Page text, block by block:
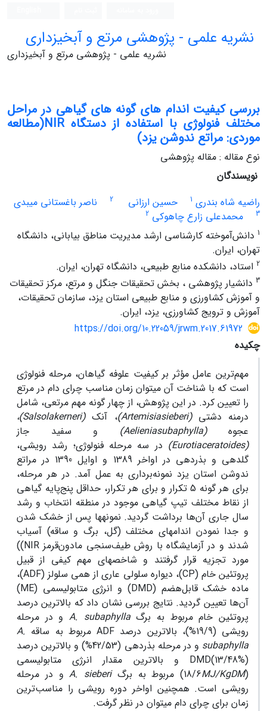
نشریه علمی - پژوهشی مرتع و آبخیزداری
نشریه علمی - پژوهشی مرتع و آبخیزداری
بررسی کیفیت اندام های گونه های گیاهی در مراحل
مختلف فنولوژی با استفاده از دستگاه NIR(مطالعه
موردی: مراتع ندوشن یزد)
نوع مقاله : مقاله پژوهشی
نویسندگان
راضیه شاه بندری 1 حسین ارزانی 2 ناصر باغستانی میبدی
3 محمدعلی زارع چاهوکی 2
1 دانش‌آموخته کارشناسی ارشد مدیریت مناطق بیابانی، دانشگاه
تهران، ایران.
2 استاد، دانشکده منابع طبیعی، دانشگاه تهران، ایران.
3 دانشیار پژوهشی ، بخش تحقیقات جنگل و مرتع، مرکز تحقیقات
و آموزش کشاورزی و منابع طبیعی استان یزد، سازمان تحقیقات،
آموزش و ترویج کشاورزی، یزد، ایران.
https://doi.org/10.22059/jrwm.2017.61972
چکیده
مهم‌ترین عامل مؤثر بر کیفیت علوفه گیاهان، مرحله فنولوژی
است که با شناخت آن می­توان زمان مناسب چرای دام در مرتع
را تعیین کرد. در این پژوهش، از چهار گونه مهم مرتعی، شامل
درمنه دشتی(
Artemisiasieberi
)، آنک(
Salsolakerneri
)،
عجوه(
Aelieniasubaphylla
) و سفید جاز
(
Eurotiaceratoides
) در سه مرحله فنولوژی؛ رشد رویشی،
گلدهی و بذردهی در اواخر 1389 و اوایل 1390 در مراتع
ندوشن استان یزد نمونه‌برداری به عمل آمد. در هر مرحله،
برای هر گونه 5 تکرار و برای هر تکرار، حداقل پنج‌پایه گیاهی
از نقاط مختلف تیپ گیاهی موجود در منطقه انتخاب و رشد
سال جاری آن‌ها برداشت گردید. نمونه­ها پس از خشک شدن
و جدا نمودن اندام­های مختلف (گل، برگ و ساقه) آسیاب
شدند و در آزمایشگاه با روش­ طیف‌سنجی مادون‌قرمز NIR))
مورد تجزیه قرار گرفتند و شاخص­های مهم کیفی از قبیل
پروتئین خام (CP)، دیواره سلولی عاری از همی سلولز (ADF)،
ماده خشک قابل‌هضم (DMD) و انرژی متابولیسمی (ME)
آن‌ها تعیین گردید. نتایج بررسی نشان داد که بالاترین درصد
پروتئین خام مربوط به برگA. subaphylla و در مرحله
رویشی (19/9%)، بالاترین درصد ADF مربوط به ساقه
A.
subaphylla
و در مرحله بذردهی (42/53%) و بالاترین درصد
DMD(13/48%) و بالاترین مقدار انرژی متابولیسمی
(18/6
MJ/KgDM ) مربوط به برگA. sieberiو در مرحله
رویشی است. همچنین اواخر دوره رویشی را مناسب‌ترین
زمان برای چرای دام می­توان در نظر گرفت.